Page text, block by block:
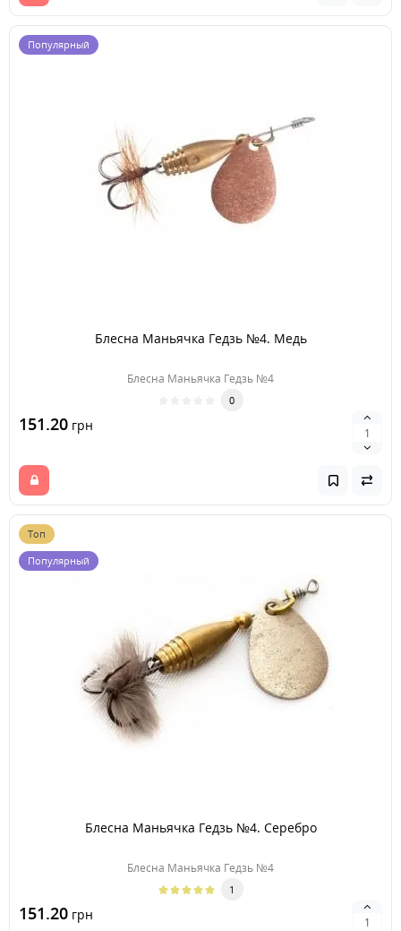
Популярный
Блесна Маньячка Гедзь №4. Медь
Блесна Маньячка Гедзь №4
0
151.20 грн
Топ
Популярный
Блесна Маньячка Гедзь №4. Серебро
Блесна Маньячка Гедзь №4
1
151.20 грн